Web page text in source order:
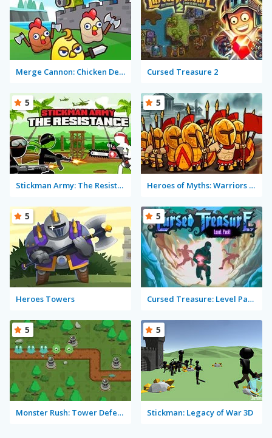
Merge Cannon: Chicken Defense Cursed Treasure 2
Stickman Army: The Resistance
5
Heroes of Myths: Warriors of Gods
5
Heroes Towers
5
Cursed Treasure: Level Pack!
5
Monster Rush: Tower Defense
5
Stickman: Legacy of War 3D
5